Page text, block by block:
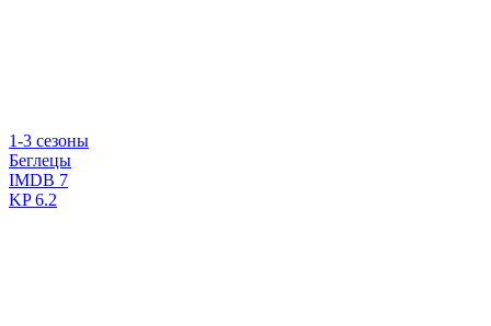
1-3 сезоны
Беглецы
IMDB 7
KP6.2